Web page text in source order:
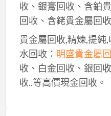
收、銀膏回收、含鉑
回收、含銠貴金屬回
貴金屬回收,精煉,提純
水回收： 明盛貴金屬
收、白金回收、銀回
收..等高價現金回收。